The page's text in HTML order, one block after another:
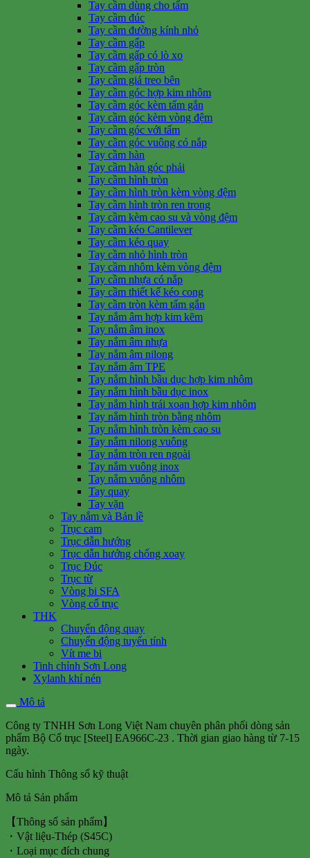
Tay cầm dùng cho tấm
Tay cầm đúc
Tay cầm đường kính nhỏ
Tay cầm gấp
Tay cầm gấp có lò xo
Tay cầm gấp tròn
Tay cầm giá treo bên
Tay cầm góc hợp kim nhôm
Tay cầm góc kèm tấm gắn
Tay cầm góc kèm vòng đệm
Tay cầm góc với tấm
Tay cầm góc vuông có nắp
Tay cầm hàn
Tay cầm hàn góc phải
Tay cầm hình tròn
Tay cầm hình tròn kèm vòng đệm
Tay cầm hình tròn ren trong
Tay cầm kèm cao su và vòng đệm
Tay cầm kéo Cantilever
Tay cầm kéo quay
Tay cầm nhỏ hình tròn
Tay cầm nhôm kèm vòng đệm
Tay cầm nhựa có nắp
Tay cầm thiết kế kéo cong
Tay cầm tròn kèm tấm gắn
Tay nắm âm hợp kim kẽm
Tay nắm âm inox
Tay nắm âm nhựa
Tay nắm âm nilong
Tay nắm âm TPE
Tay nắm hình bầu dục hợp kim nhôm
Tay nắm hình bầu dục inox
Tay nắm hình trái xoan hợp kim nhôm
Tay nắm hình tròn bằng nhôm
Tay nắm hình tròn kèm cao su
Tay nắm nilong vuông
Tay nắm tròn ren ngoài
Tay nắm vuông inox
Tay nắm vuông nhôm
Tay quay
Tay vặn
Tay nắm và Bản lề
Trục cam
Trục dẫn hướng
Trục dẫn hướng chống xoay
Trục Đúc
Trục từ
Vòng bi SFA
Vòng cổ trục
THK
Chuyển động quay
Chuyển động tuyến tính
Vít me bi
Tinh chỉnh Sơn Long
Xylanh khí nén
Mô tả
Công ty TNHH Sơn Long Việt Nam chuyên phân phối dòng sản
phẩm Bộ Cổ trục [Steel] EA966C-23 . Thời gian giao hàng từ 7-15
ngày.
Cấu hình Thông số kỹ thuật
Mô tả Sản phẩm
【Thông số sản phẩm】
・Vật liệu-Thép (S45C)
・Loại mục đích chung